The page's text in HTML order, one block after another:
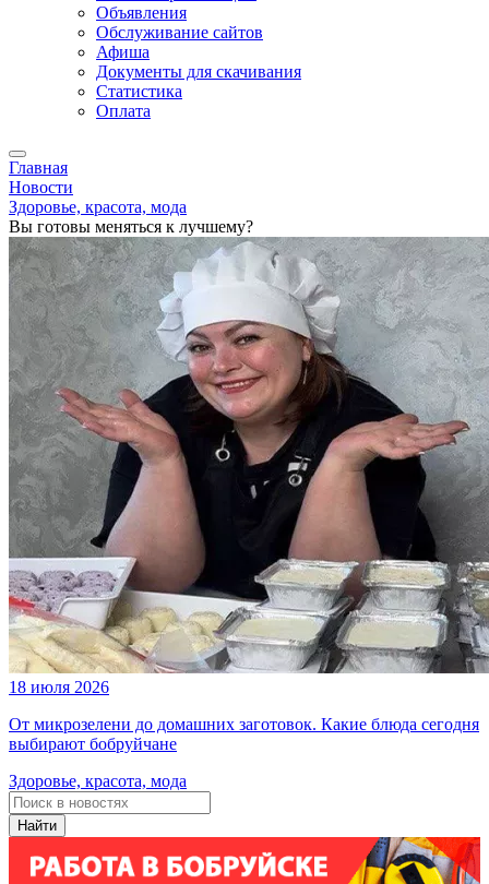
Объявления
Обслуживание сайтов
Афиша
Документы для скачивания
Статистика
Оплата
Главная
Новости
Здоровье, красота, мода
Вы готовы меняться к лучшему?
18 июля 2026
От микрозелени до домашних заготовок. Какие блюда сегодня
выбирают бобруйчане
Здоровье, красота, мода
Найти